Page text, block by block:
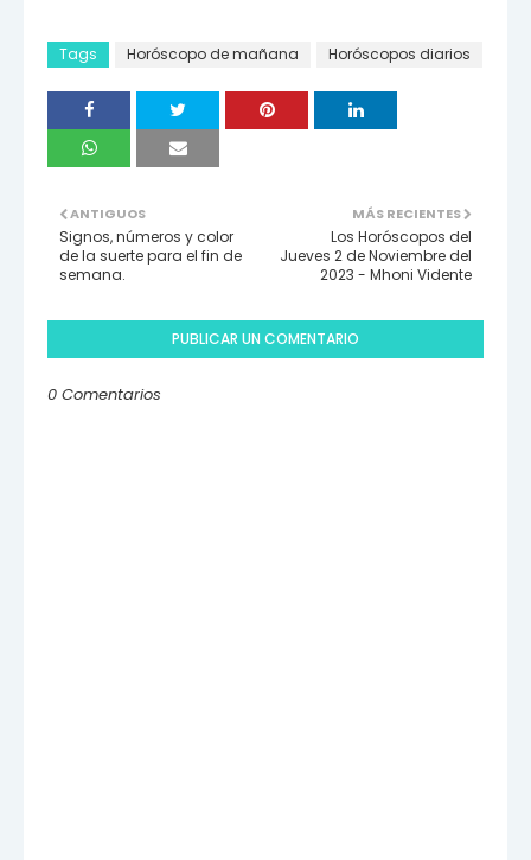
Tags Horóscopo de mañana Horóscopos diarios
MÁS RECIENTES
Los Horóscopos del
Jueves 2 de Noviembre del
2023 - Mhoni Vidente
ANTIGUOS
Signos, números y color
de la suerte para el fin de
semana.
PUBLICAR UN COMENTARIO
0 Comentarios